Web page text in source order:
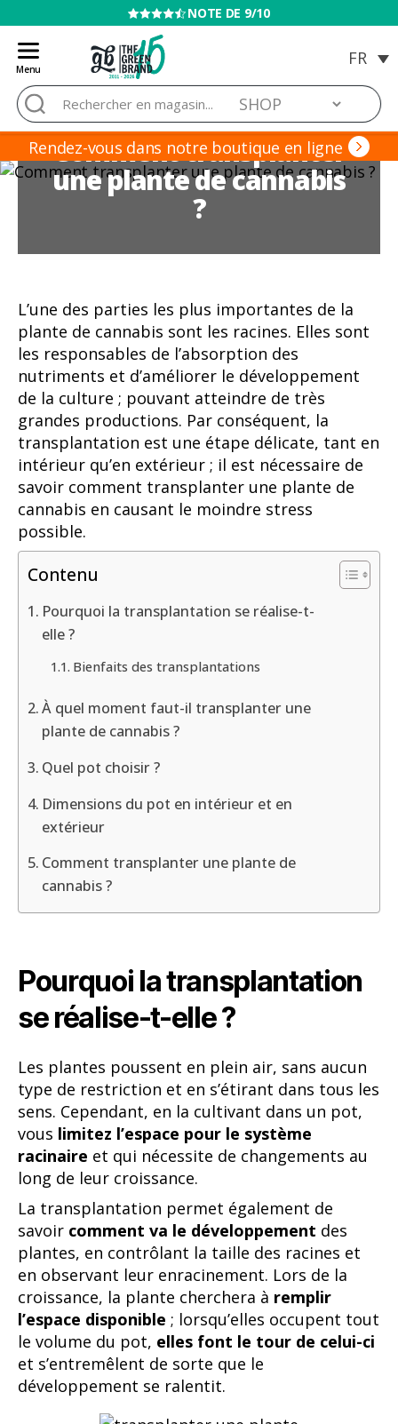
VENTE INTERDITE AUX MINEURS
Menu
Blog
de
Grow
Barato
Rechercher :
Rendez-vous dans notre boutique en ligne
Comment transplanter
une plante de cannabis
?
L’une des parties les plus importantes de la
plante de cannabis sont les racines. Elles sont
les responsables de l’absorption des
nutriments et d’améliorer le développement
de la culture ; pouvant atteindre de très
grandes productions. Par conséquent, la
transplantation est une étape délicate, tant en
intérieur qu’en extérieur ; il est nécessaire de
savoir comment transplanter une plante de
cannabis en causant le moindre stress
possible.
Contenu
Pourquoi la transplantation se réalise-t-
elle ?
Bienfaits des transplantations
À quel moment faut-il transplanter une
plante de cannabis ?
Quel pot choisir ?
Dimensions du pot en intérieur et en
extérieur
Comment transplanter une plante de
cannabis ?
Pourquoi la transplantation
se réalise-t-elle ?
Les plantes poussent en plein air, sans aucun
type de restriction et en s’étirant dans tous les
sens. Cependant, en la cultivant dans un pot,
vous limitez l’espace pour le système
racinaire et qui nécessite de changements au
long de leur croissance.
La transplantation permet également de
savoir comment va le développement des
plantes, en contrôlant la taille des racines et
en observant leur enracinement. Lors de la
croissance, la plante cherchera à remplir
l’espace disponible ; lorsqu’elles occupent tout
le volume du pot, elles font le tour de celui-ci
et s’entremêlent de sorte que le
développement se ralentit.